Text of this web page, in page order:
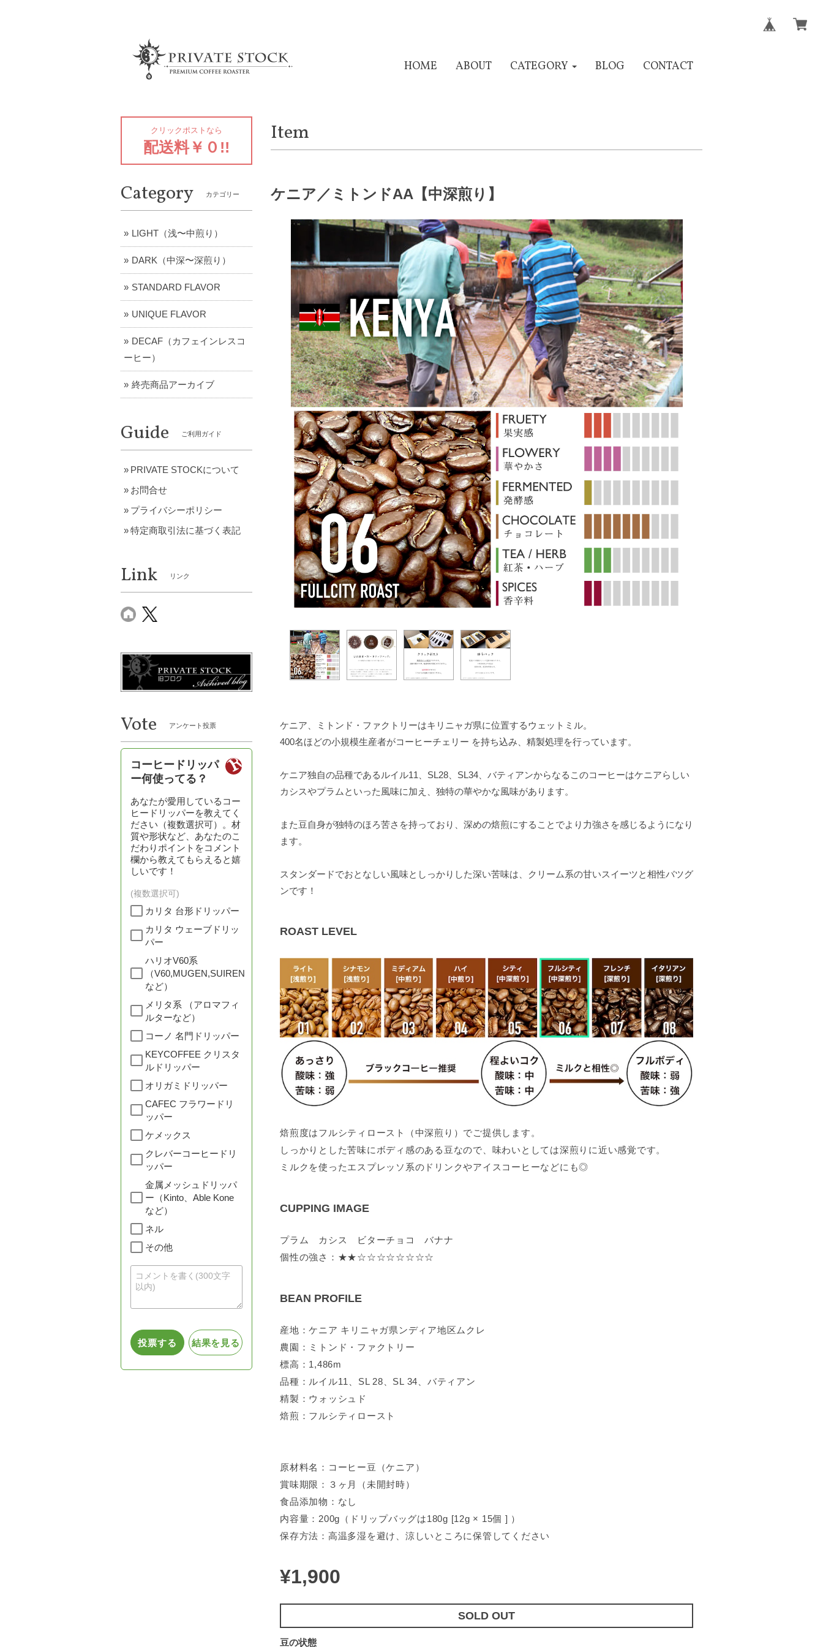
HOME ABOUT CATEGORY BLOG CONTACT
Item
ケニア／ミトンドAA【中深煎り】
ケニア、ミトンド・ファクトリーはキリニャガ県に位置するウェットミル。
400名ほどの小規模生産者がコーヒーチェリー を持ち込み、精製処理を行っています。
ケニア独自の品種であるルイル11、SL28、SL34、バティアンからなるこのコーヒーはケニアらしい
カシスやプラムといった風味に加え、独特の華やかな風味があります。
また豆自身が独特のほろ苦さを持っており、深めの焙煎にすることでより力強さを感じるようになり
ます。
スタンダードでおとなしい風味としっかりした深い苦味は、クリーム系の甘いスイーツと相性バツグ
ンです！
ROAST LEVEL
焙煎度はフルシティロースト（中深煎り）でご提供します。
しっかりとした苦味にボディ感のある豆なので、味わいとしては深煎りに近い感覚です。
ミルクを使ったエスプレッソ系のドリンクやアイスコーヒーなどにも◎
CUPPING IMAGE
プラム カシス ビターチョコ バナナ
個性の強さ：★★☆☆☆☆☆☆☆☆
BEAN PROFILE
産地：ケニア キリニャガ県ンディア地区ムクレ
農園：ミトンド・ファクトリー
標高：1,486m
品種：ルイル11、SL 28、SL 34、バティアン
精製：ウォッシュド
焙煎：フルシティロースト
原材料名：コーヒー豆（ケニア）
賞味期限：３ヶ月（未開封時）
食品添加物：なし
内容量：200g（ドリップバッグは180g [12g × 15個 ] ）
保存方法：高温多湿を避け、涼しいところに保管してください
¥1,900
SOLD OUT
豆の状態
クリックポストなら
配送料￥０!!
Category カテゴリー
LIGHT（浅〜中煎り）
DARK（中深〜深煎り）
STANDARD FLAVOR
UNIQUE FLAVOR
DECAF（カフェインレスコ
ーヒー）
終売商品アーカイブ
Guide ご利用ガイド
PRIVATE STOCKについて
お問合せ
プライバシーポリシー
特定商取引法に基づく表記
Link リンク
Vote アンケート投票